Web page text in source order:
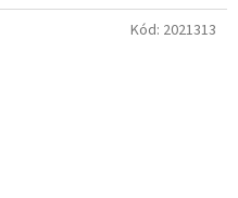
Kód: 2021313